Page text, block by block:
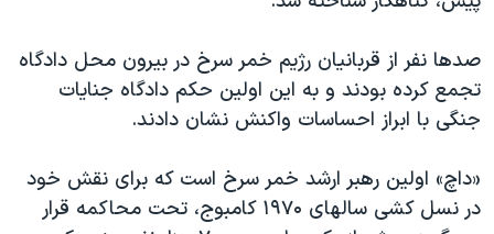
دادگاه حمید نوری
چهل سال گروگان‌گیری
اعتراضات مردمی آبان ۹۸
صدها نفر از قربانيان رژيم خمر سرخ در بيرون محل دادگاه
تجمع کرده بودند و به اين اولين حکم دادگاه جنايات
جنگی با ابراز احساسات واکنش نشان دادند.
«داچ» اولين رهبر ارشد خمر سرخ است که برای نقش خود
در نسل کشی سالهای ۱۹۷۰ کامبوج، تحت محاکمه قرار